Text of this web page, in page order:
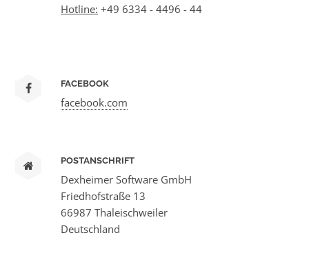
Hotline: +49 6334 - 4496 - 44
FACEBOOK
facebook.com
POSTANSCHRIFT
Dexheimer Software GmbH
Friedhofstraße 13
66987 Thaleischweiler
Deutschland